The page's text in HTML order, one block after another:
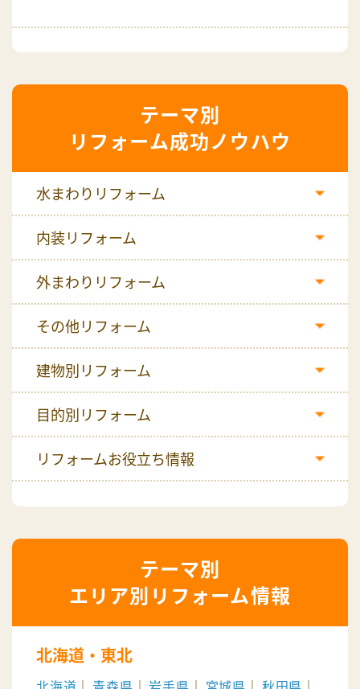
リフォーム成功ノウハウ
水まわりリフォーム
内装リフォーム
外まわりリフォーム
その他リフォーム
建物別リフォーム
目的別リフォーム
リフォームお役立ち情報
エリア別リフォーム情報
北海道・東北